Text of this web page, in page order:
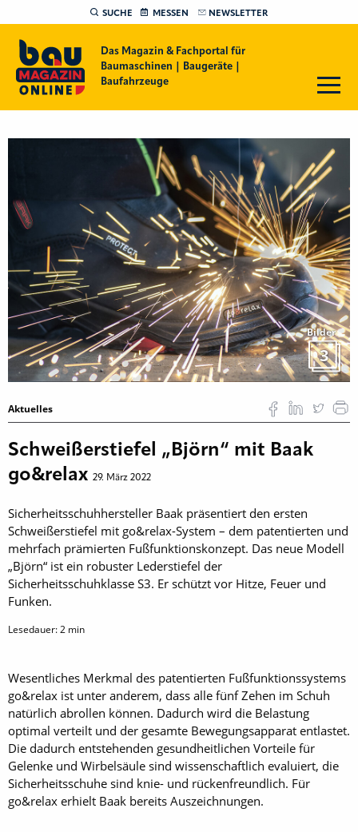
SUCHE MESSEN NEWSLETTER
Das Magazin & Fachportal für
Baumaschinen | Baugeräte |
Baufahrzeuge
Bilder
3
Aktuelles
Schweißerstiefel „Björn“ mit Baak
go&relax 29. März 2022
Sicherheitsschuhhersteller Baak präsentiert den ersten
Schweißerstiefel mit go&relax-System – dem patentierten und
mehrfach prämierten Fußfunktionskonzept. Das neue Modell
„Björn“ ist ein robuster Lederstiefel der
Sicherheitsschuhklasse S3. Er schützt vor Hitze, Feuer und
Funken.
Lesedauer:2 min
Wesentliches Merkmal des patentierten Fußfunktionssystems
go&relax ist unter anderem, dass alle fünf Zehen im Schuh
natürlich abrollen können. Dadurch wird die Belastung
optimal verteilt und der gesamte Bewegungsapparat entlastet.
Die dadurch entstehenden gesundheitlichen Vorteile für
Gelenke und Wirbelsäule sind wissenschaftlich evaluiert, die
Sicherheitsschuhe sind knie- und rückenfreundlich. Für
go&relax erhielt Baak bereits Auszeichnungen.